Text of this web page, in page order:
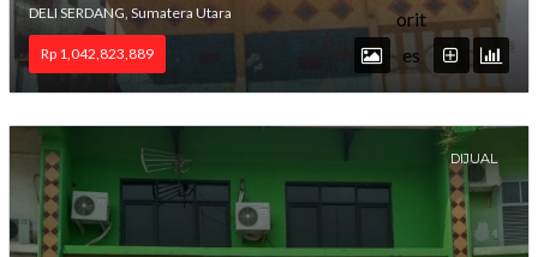
orit
es
DELI SERDANG, Sumatera Utara
Rp 1,042,823,889
DIJUAL